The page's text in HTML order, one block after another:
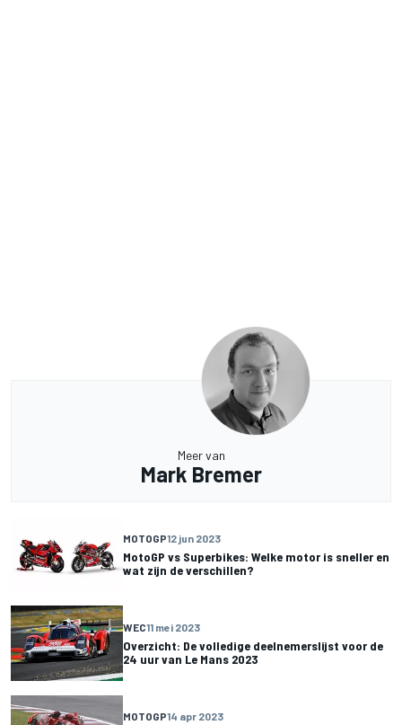
Meer van
Mark Bremer
MOTOGP12 jun 2023
MotoGP vs Superbikes: Welke motor is sneller en
wat zijn de verschillen?
WEC11 mei 2023
Overzicht: De volledige deelnemerslijst voor de
24 uur van Le Mans 2023
MOTOGP14 apr 2023